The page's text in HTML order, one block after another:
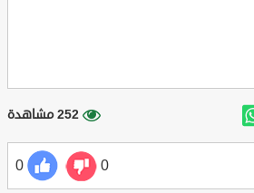
252 مشاهدة
0
0